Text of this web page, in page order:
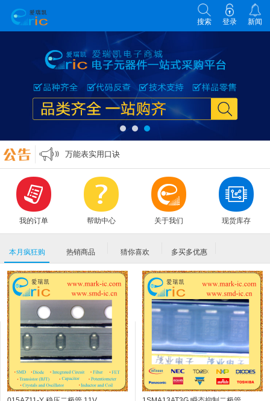
新闻
登录
搜索
各类电子元器件选型原则
零欧姆电阻的作用
万能表实用口诀
各类电子元器件选型原则
零欧姆电阻的作用
我的订单 帮助中心 关于我们 现货库存
本月疯狂购 热销商品 猜你喜欢 多买多优惠